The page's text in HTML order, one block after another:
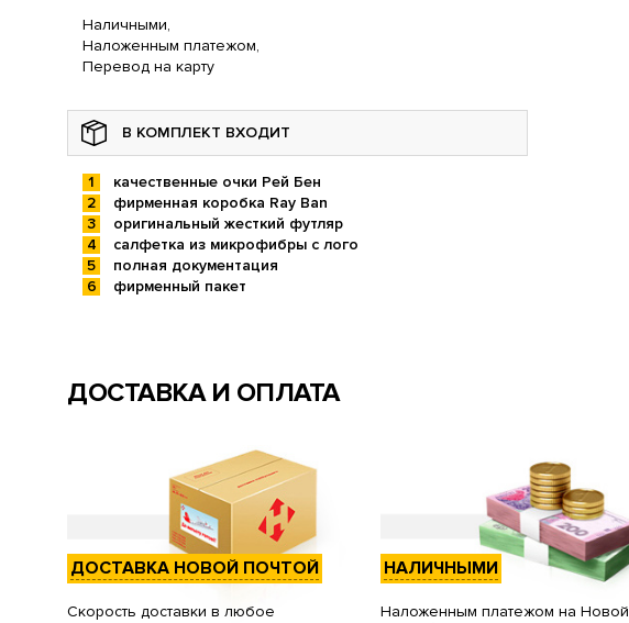
Наличными,
Наложенным платежом,
Перевод на карту
В КОМПЛЕКТ ВХОДИТ
качественные очки Рей Бен
фирменная коробка Ray Ban
оригинальный жесткий футляр
салфетка из микрофибры с лого
полная документация
фирменный пакет
ДОСТАВКА И ОПЛАТА
ДОСТАВКА НОВОЙ ПОЧТОЙ
Скорость доставки в любое
НАЛИЧНЫМИ
Наложенным платежом на Новой